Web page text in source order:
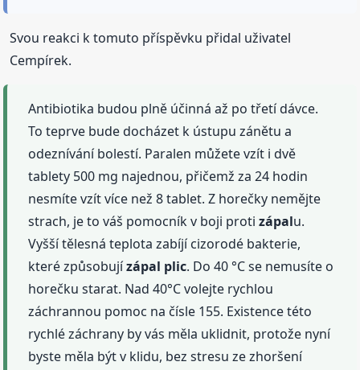
Svou reakci k tomuto příspěvku přidal uživatel
Cempírek.
Antibiotika budou plně účinná až po třetí dávce.
To teprve bude docházet k ústupu zánětu a
odeznívání bolestí. Paralen můžete vzít i dvě
tablety 500 mg najednou, přičemž za 24 hodin
nesmíte vzít více než 8 tablet. Z horečky nemějte
strach, je to váš pomocník v boji protizápalu.
Vyšší tělesná teplota zabíjí cizorodé bakterie,
které způsobujízápal plic. Do 40 °C se nemusíte o
horečku starat. Nad 40°C volejte rychlou
záchrannou pomoc na čísle 155. Existence této
rychlé záchrany by vás měla uklidnit, protože nyní
byste měla být v klidu, bez stresu ze zhoršení